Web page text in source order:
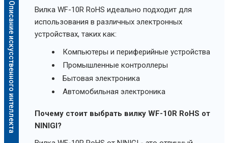
Описание искусственного интеллекта
Вилка WF-10R RoHS идеально подходит для
использования в различных электронных
устройствах, таких как:
Компьютеры и периферийные устройства
Промышленные контроллеры
Бытовая электроника
Автомобильная электроника
Почему стоит выбрать вилку WF-10R RoHS от
NINIGI?